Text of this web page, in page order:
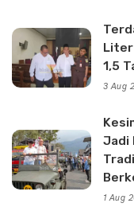
1,5
3 Aug
Jadi
1 Aug